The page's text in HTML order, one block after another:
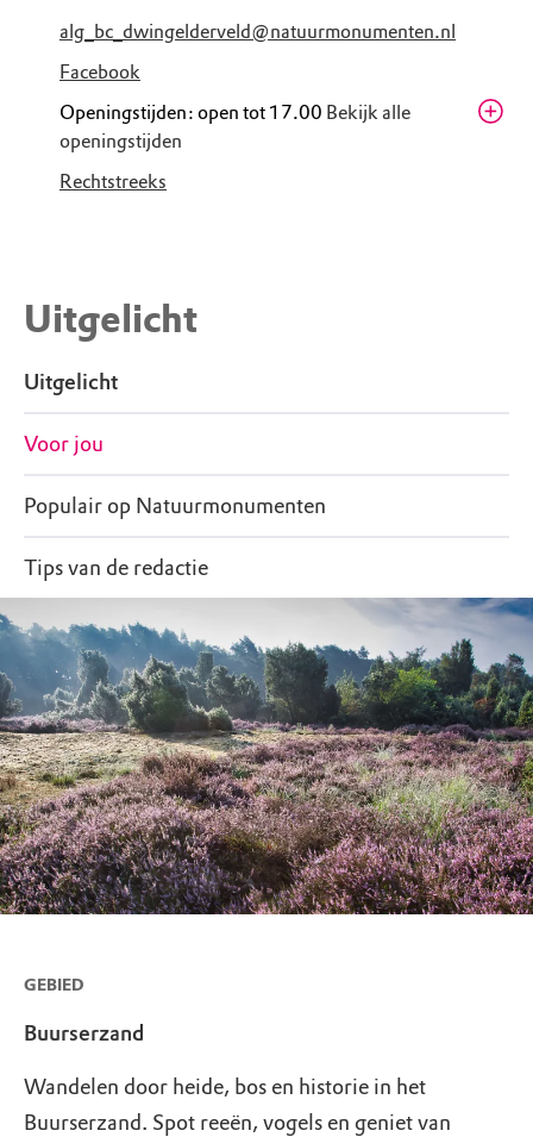
alg_bc_dwingelderveld@natuurmonumenten.nl
Facebook
Openingstijden: open tot 17.00 Bekijk alle
openingstijden
Donderdag
Zomervakantie
Zondag
Zomervakantie
Maandag
Dinsdag
Zomervakantie
Woensdag 10.00 - 17.00
Zomervakantie
Rechtstreeks
Uitgelicht
Uitgelicht
Voor jou
Populair op Natuurmonumenten
Tips van de redactie
GEBIED
Buurserzand
Wandelen door heide, bos en historie in het
Buurserzand. Spot reeën, vogels en geniet van